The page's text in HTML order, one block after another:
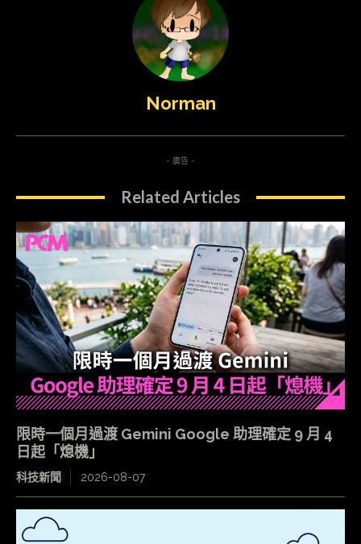
Norman
- 廣告 -
Related Articles
限時一個月過渡 Gemini Google 助理確定 9 月 4
日起「熄機」
科技新聞 2026-08-07